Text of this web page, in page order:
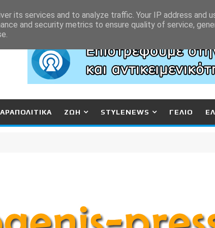
ΖΩΗ STYLENEWS ΓΕΛΙΟ
its services and to analyze traffic. Your IP address and
and security metrics to ensure quality of service,